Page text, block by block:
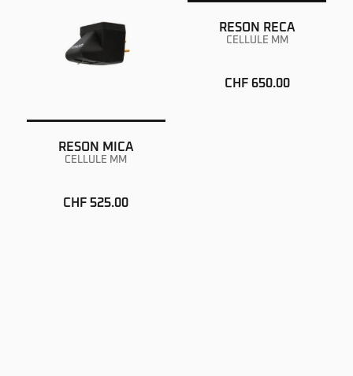
RESON MICA
CELLULE MM
CHF 525.00
RESON RECA
CELLULE MM
CHF 650.00